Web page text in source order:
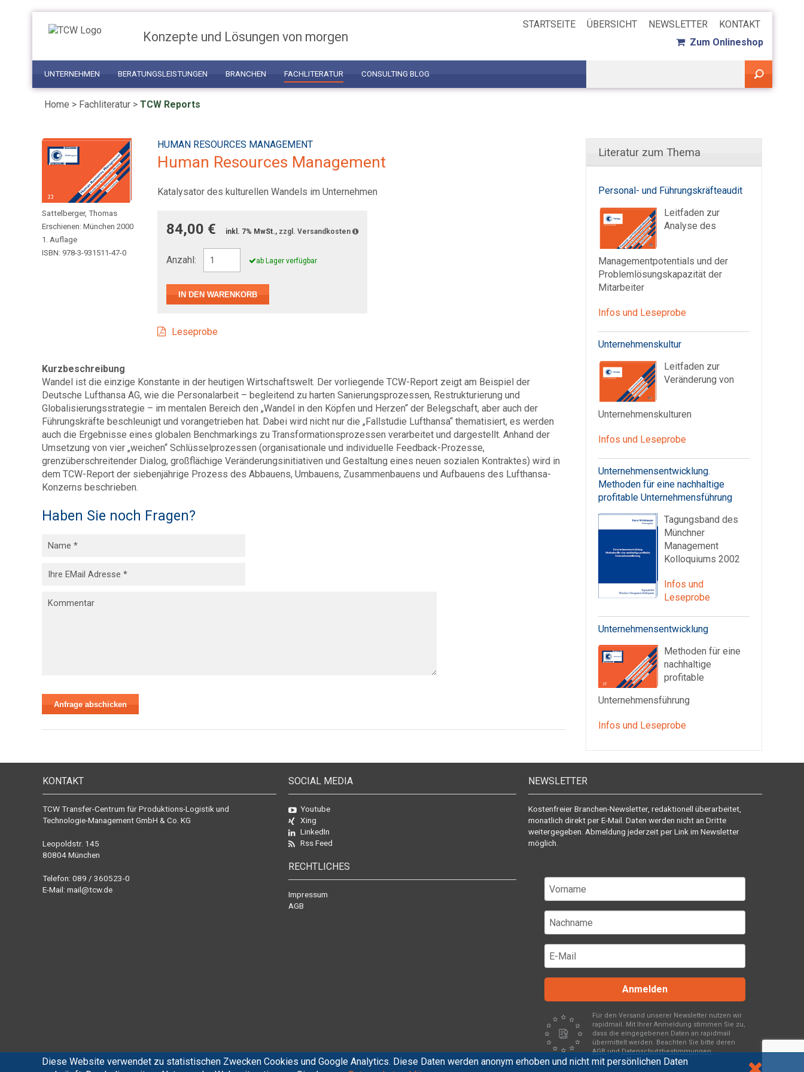
Diese Website verwendet zu statistischen Zwecken Cookies und Google Analytics. Diese Daten werden anonym erhoben und nicht mit persönlichen Daten
UNTERNEHMEN BERATUNGSLEISTUNGEN BRANCHEN FACHLITERATUR CONSULTING BLOG
Konzepte und Lösungen von morgen
STARTSEITE ÜBERSICHT NEWSLETTER
KONTAKT
Zum Onlineshop
Home > Fachliteratur > TCW Reports
Sattelberger, Thomas
Erschienen: München 2000
1. Auflage
ISBN: 978-3-931511-47-0
HUMAN RESOURCES MANAGEMENT
Human Resources Management
Katalysator des kulturellen Wandels im Unternehmen
84,00 € inkl. 7% MwSt., zzgl. Versandkosten
Anzahl: ab Lager verfügbar
Leseprobe
Kurzbeschreibung
Wandel ist die einzige Konstante in der heutigen Wirtschaftswelt. Der vorliegende TCW-Report zeigt am Beispiel der
Deutsche Lufthansa AG, wie die Personalarbeit – begleitend zu harten Sanierungsprozessen, Restrukturierung und
Globalisierungsstrategie – im mentalen Bereich den „Wandel in den Köpfen und Herzen“ der Belegschaft, aber auch der
Führungskräfte beschleunigt und vorangetrieben hat. Dabei wird nicht nur die „Fallstudie Lufthansa“ thematisiert, es werden
auch die Ergebnisse eines globalen Benchmarkings zu Transformationsprozessen verarbeitet und dargestellt. Anhand der
Umsetzung von vier „weichen“ Schlüsselprozessen (organisationale und individuelle Feedback-Prozesse,
grenzüberschreitender Dialog, großflächige Veränderungsinitiativen und Gestaltung eines neuen sozialen Kontraktes) wird in
dem TCW-Report der siebenjährige Prozess des Abbauens, Umbauens, Zusammenbauens und Aufbauens des Lufthansa-
Konzerns beschrieben.
Haben Sie noch Fragen?
Literatur zum Thema
Personal- und Führungskräfteaudit
Leitfaden zur
Analyse des
Managementpotentials und der
Problemlösungskapazität der
Mitarbeiter
Infos und Leseprobe
Unternehmenskultur
Leitfaden zur
Veränderung von
Unternehmenskulturen
Infos und Leseprobe
Unternehmensentwicklung.
Methoden für eine nachhaltige
profitable Unternehmensführung
Tagungsband des
Münchner
Management
Kolloquiums 2002
Infos und
Leseprobe
Unternehmensentwicklung
Methoden für eine
nachhaltige
profitable
Unternehmensführung
Infos und Leseprobe
KONTAKT
TCW Transfer-Centrum für Produktions-Logistik und
Technologie-Management GmbH & Co. KG
Leopoldstr. 145
80804 München
Telefon: 089 / 360523-0
E-Mail: mail@tcw.de
SOCIAL MEDIA
Youtube
Xing
LinkedIn
Rss Feed
RECHTLICHES
Impressum
AGB
NEWSLETTER
Kostenfreier Branchen-Newsletter, redaktionell überarbeitet,
monatlich direkt per E-Mail. Daten werden nicht an Dritte
weitergegeben. Abmeldung jederzeit per Link im Newsletter
möglich.
Anmelden
Für den Versand unserer Newsletter nutzen wir
rapidmail. Mit Ihrer Anmeldung stimmen Sie zu,
dass die eingegebenen Daten an rapidmail
übermittelt werden. Beachten Sie bitte deren
AGBundDatenschutzbestimmungen.